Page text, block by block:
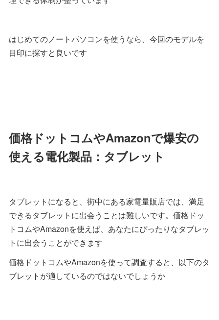
はじめてのノートパソコンを使うなら、今回のモデルを
目印に探すと良いです
価格ドットコムやAmazonで爆安の
使える電化製品：タブレット
タブレットになると、街中にある家電量販店では、満足
できるタブレットに出会うことは難しいです。価格ドッ
トコムやAmazonを使えば、あなたにぴったりなタブレッ
トに出会うことができます
価格ドットコムやAmazonを使って調査すると、以下のタ
ブレットが適しているのではないでしょうか